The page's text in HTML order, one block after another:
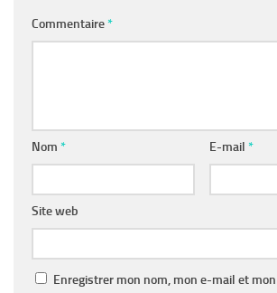
Commentaire*
Nom * E-mail *
Site web
Enregistrer mon nom, mon e-mail et